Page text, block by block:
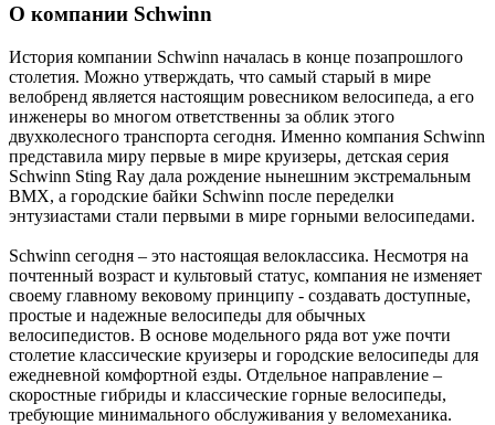
О компании Schwinn
История компании Schwinn началась в конце позапрошлого
столетия. Можно утверждать, что самый старый в мире
велобренд является настоящим ровесником велосипеда, а его
инженеры во многом ответственны за облик этого
двухколесного транспорта сегодня. Именно компания Schwinn
представила миру первые в мире круизеры, детская серия
Schwinn Sting Ray дала рождение нынешним экстремальным
BMX, а городские байки Schwinn после переделки
энтузиастами стали первыми в мире горными велосипедами.
Schwinn сегодня – это настоящая велоклассика. Несмотря на
почтенный возраст и культовый статус, компания не изменяет
своему главному вековому принципу - создавать доступные,
простые и надежные велосипеды для обычных
велосипедистов. В основе модельного ряда вот уже почти
столетие классические круизеры и городские велосипеды для
ежедневной комфортной езды. Отдельное направление –
скоростные гибриды и классические горные велосипеды,
требующие минимального обслуживания у веломеханика.